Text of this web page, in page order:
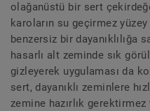
olağanüstü bir sert
karoların su geçirmez
benzersiz bir dayanıklılığa
hasarlı alt zeminde sık
gizleyerek uygulaması da
sert, dayanıklı zeminlere
zemine hazırlık